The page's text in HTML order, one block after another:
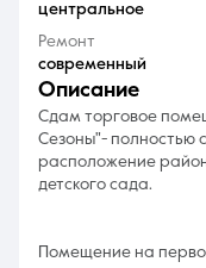
центральное
Ремонт
современный
описание
Сдам торговое
Сезоны"- полностью
расположение
детского сада.
Помещение на